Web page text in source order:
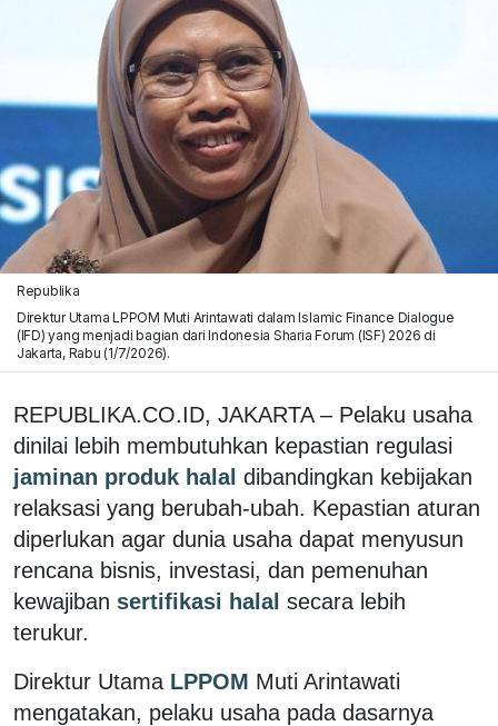
Republika
Direktur Utama LPPOM Muti Arintawati dalam Islamic Finance Dialogue
(IFD) yang menjadi bagian dari Indonesia Sharia Forum (ISF) 2026 di
Jakarta, Rabu (1/7/2026).
REPUBLIKA.CO.ID, JAKARTA –Pelaku usaha
dinilai lebih membutuhkan kepastian regulasi
jaminan produk halal dibandingkan kebijakan
relaksasi yang berubah-ubah. Kepastian aturan
diperlukan agar dunia usaha dapat menyusun
rencana bisnis, investasi, dan pemenuhan
kewajiban sertifikasi halal secara lebih
terukur.
Direktur Utama LPPOM Muti Arintawati
mengatakan, pelaku usaha pada dasarnya